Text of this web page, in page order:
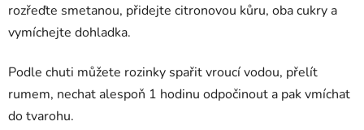
rozřeďte smetanou, přidejte citronovou kůru, oba cukry a
vymíchejte dohladka.
Podle chuti můžete rozinky spařit vroucí vodou, přelít
rumem, nechat alespoň 1 hodinu odpočinout a pak vmíchat
do tvarohu.